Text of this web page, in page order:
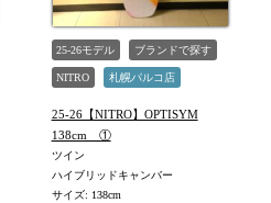
25-26モデル ブランドで探す
NITRO 札幌パルコ店
25-26【NITRO】OPTISYM
138cm ①
ツイン
ハイブリッドキャンバー
サイズ: 138cm